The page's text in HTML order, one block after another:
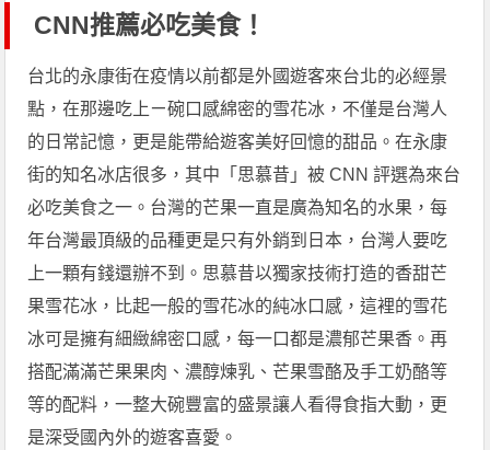
CNN推薦必吃美食！
台北的永康街在疫情以前都是外國遊客來台北的必經景
點，在那邊吃上ㄧ碗口感綿密的雪花冰，不僅是台灣人
的日常記憶，更是能帶給遊客美好回憶的甜品。在永康
街的知名冰店很多，其中「思慕昔」被 CNN 評選為來台
必吃美食之一。台灣的芒果一直是廣為知名的水果，每
年台灣最頂級的品種更是只有外銷到日本，台灣人要吃
上一顆有錢還辦不到。思慕昔以獨家技術打造的香甜芒
果雪花冰，比起一般的雪花冰的純冰口感，這裡的雪花
冰可是擁有細緻綿密口感，每一口都是濃郁芒果香。再
搭配滿滿芒果果肉、濃醇煉乳、芒果雪酪及手工奶酪等
等的配料，一整大碗豐富的盛景讓人看得食指大動，更
是深受國內外的遊客喜愛。